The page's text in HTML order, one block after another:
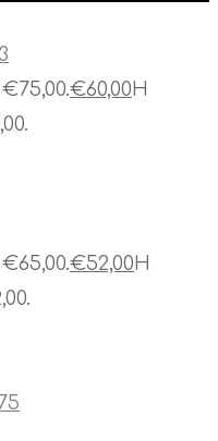
€60,00 Η
€52,00 Η